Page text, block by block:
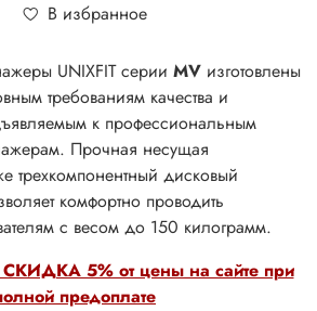
В избранное
5% от цены на сайте при
предоплате
UNIXFIT серии MV изготовлены
требованиям качества и
к профессиональным
Прочная несущая
трехкомпонентный дисковый
комфортно проводить
с весом до 150 килограмм.